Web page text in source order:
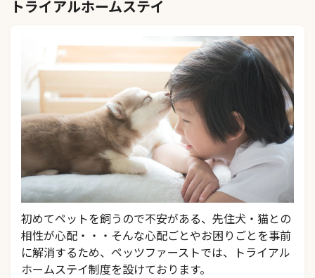
トライアルホームステイ
初めてペットを飼うので不安がある、先住犬・猫との
相性が心配・・・そんな心配ごとやお困りごとを事前
に解消するため、ペッツファーストでは、トライアル
ホームステイ制度を設けております。